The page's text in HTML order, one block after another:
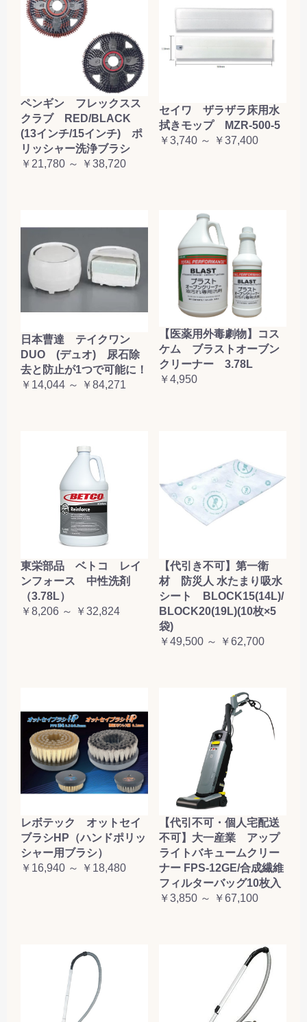
ペンギン フレックスス
クラブ RED/BLACK
(13インチ/15インチ) ポ
リッシャー洗浄ブラシ
￥21,780 ～ ￥38,720
セイワ ザラザラ床用水
拭きモップ MZR-500-5
￥3,740 ～ ￥37,400
日本曹達 テイクワン
DUO (デュオ) 尿石除
去と防止が1つで可能に！
￥14,044 ～ ￥84,271
【医薬用外毒劇物】コス
ケム ブラストオーブン
クリーナー 3.78L
￥4,950
東栄部品 ベトコ レイ
ンフォース 中性洗剤
（3.78L）
￥8,206 ～ ￥32,824
【代引き不可】第一衛
材 防災人 水たまり吸水
シート BLOCK15(14L)/
BLOCK20(19L)(10枚×5
袋)
￥49,500 ～ ￥62,700
レボテック オットセイ
ブラシHP（ハンドポリッ
シャー用ブラシ）
￥16,940 ～ ￥18,480
【代引不可・個人宅配送
不可】大一産業 アップ
ライトバキュームクリー
ナー FPS-12GE/合成繊維
フィルターバッグ10枚入
￥3,850 ～ ￥67,100